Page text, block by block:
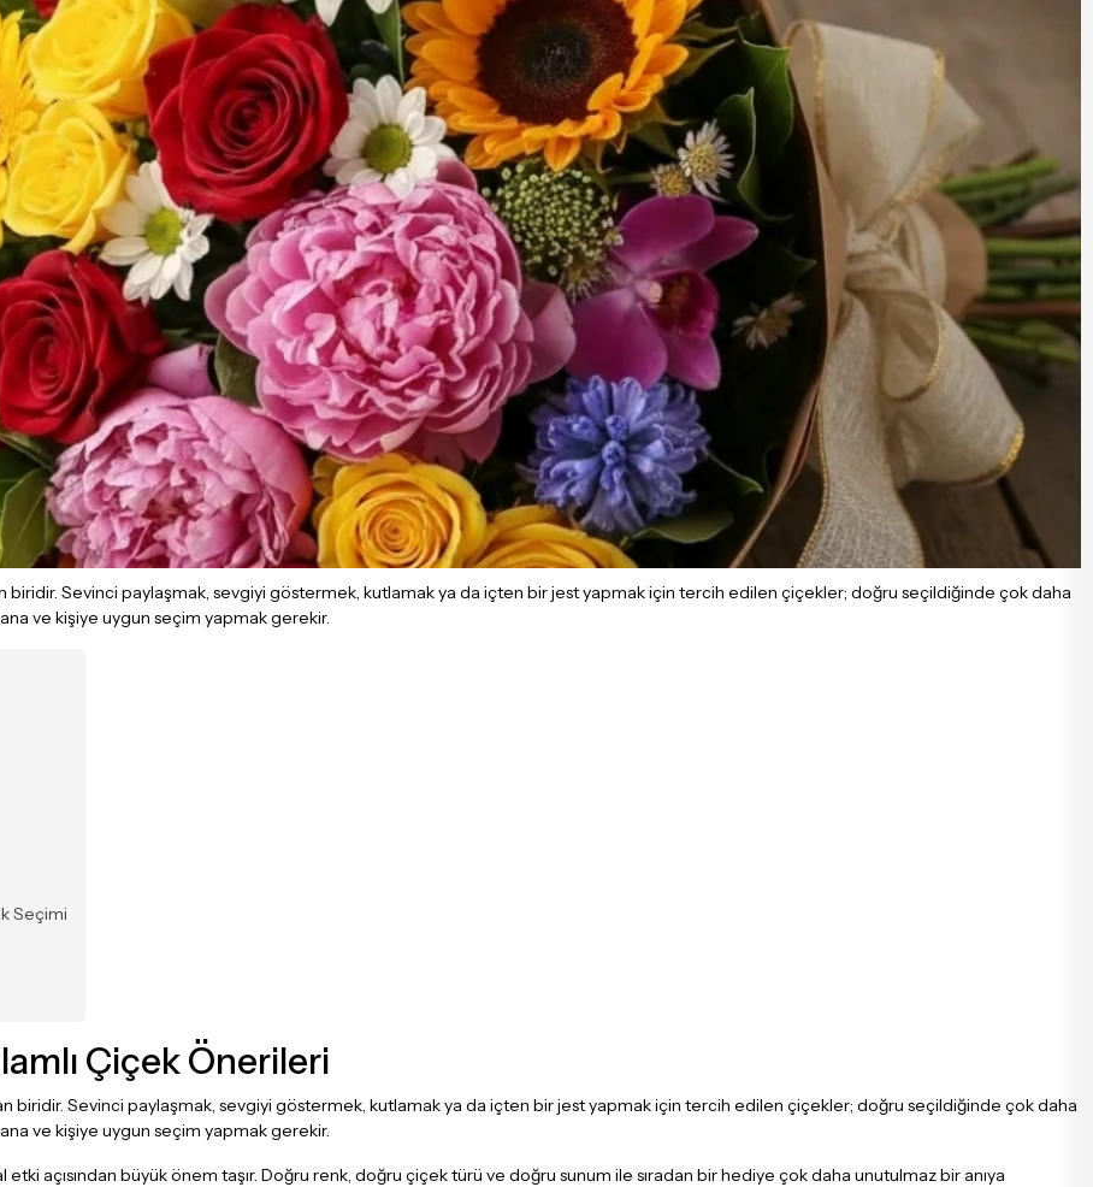
biridir. Sevinci paylaşmak, sevgiyi göstermek, kutlamak ya da içten bir jest yapmak için tercih edilen çiçekler; doğru seçildiğinde çok daha
ve kişiye uygun seçim yapmak gerekir.
Seçimi
Çiçek Önerileri
biridir. Sevinci paylaşmak, sevgiyi göstermek, kutlamak ya da içten bir jest yapmak için tercih edilen çiçekler; doğru seçildiğinde çok daha
ve kişiye uygun seçim yapmak gerekir.
etki açısından büyük önem taşır. Doğru renk, doğru çiçek türü ve doğru sunum ile sıradan bir hediye çok daha unutulmaz bir anıya